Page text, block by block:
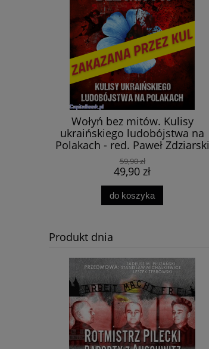
Wołyń bez mitów. Kulisy
ukraińskiego ludobójstwa na
Polakach - red. Paweł Zdziarski
59,90 zł
49,90 zł
do koszyka
Produkt dnia